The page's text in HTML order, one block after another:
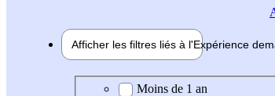
Afficher les filtres liés à l'Expérience
Expérience demandée
Moins de 1 an